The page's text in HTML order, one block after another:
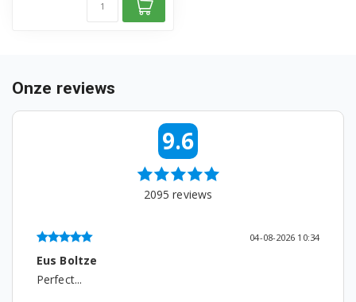
F1255FD
F1255RDS7
F126G1BCH2N
Onze reviews
9.6
2095 reviews
04-08-2026 10:34
Eus Boltze
Perfect...